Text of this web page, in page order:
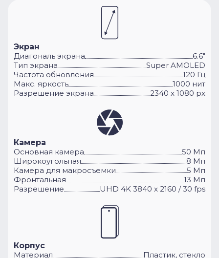
Экран
Диагональ экрана
6.6"
Тип экрана
Super AMOLED
Частота обновления
120 Гц
Макс. яркость
1000 нит
Разрешение экрана
2340 x 1080 px
Камера
Основная камера
50 Мп
Широкоугольная
8 Мп
Камера для макросъемки
5 Мп
Фронтальная
13 Мп
Разрешение
UHD 4K 3840 x 2160 / 30 fps
Корпус
Материал
Пластик, стекло